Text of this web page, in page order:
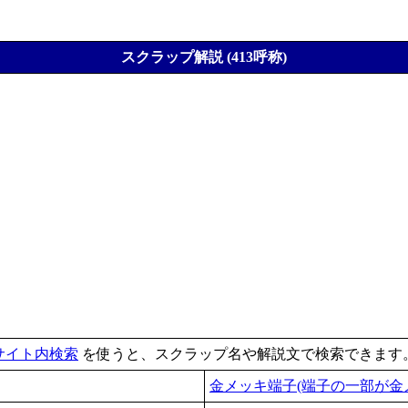
スクラップ解説 (413呼称)
イト内検索 を使うと、スクラップ名や解説文で検索できます
金メッキ端子(端子の一部が金